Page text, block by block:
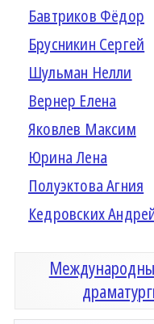
Бавтриков Фёдор
Брусникин Сергей
Шульман Нелли
Вернер Елена
Яковлев Максим
Юрина Лена
Полуэктова Агния
Кедровских